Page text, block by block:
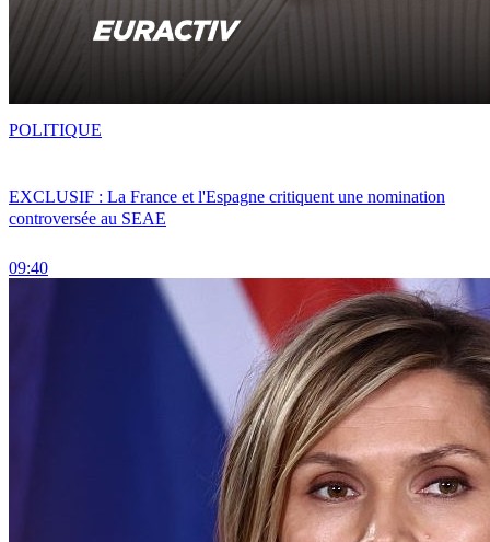
EXCLUSIF : La France et l'Espagne critiquent une nomination
controversée au SEAE
09:40
POLITIQUE